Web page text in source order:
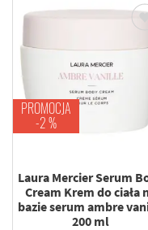
PROMOCJA
-2 %
Laura Mercier Serum
Cream Krem do ciała
bazie serum ambre
200 ml